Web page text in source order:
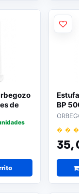
de
BP
� �
35,